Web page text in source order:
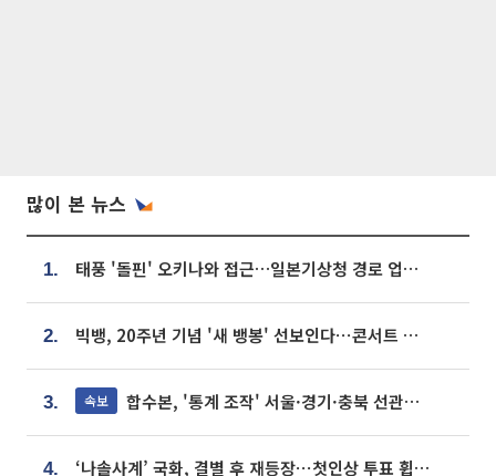
많이 본 뉴스
1. 태풍 '돌핀' 오키나와 접근…일본기상청 경로 업데이트
2. 빅뱅, 20주년 기념 '새 뱅봉' 선보인다⋯콘서트 앞두고 팝업 개최
3. 속보 합수본, '통계 조작' 서울·경기·충북 선관위 등 추가 압수수색
4. ‘나솔사계’ 국화, 결별 후 재등장⋯첫인상 투표 휩쓸고 ‘인기녀’ 등극